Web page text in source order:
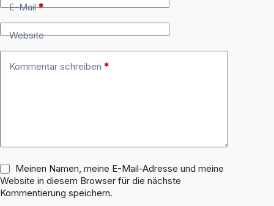
E-Mail*
Website
Kommentar schreiben *
Meinen Namen, meine E-Mail-Adresse und meine
Website in diesem Browser für die nächste
Kommentierung speichern.